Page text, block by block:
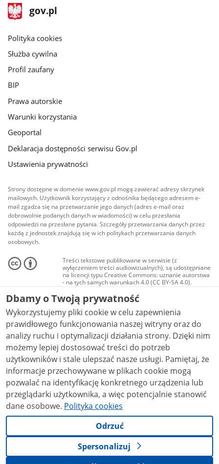
stopka
gov.pl
Strona
gov.pl
gov.pl
Polityka cookies
Służba cywilna
Profil zaufany
BIP
Prawa autorskie
Warunki korzystania
Geoportal
Deklaracja dostępności serwisu Gov.pl
Ustawienia prywatności
Strony dostępne w domenie www.gov.pl mogą zawierać adresy skrzynek
mailowych. Użytkownik korzystający z odnośnika będącego adresem e-
mail zgadza się na przetwarzanie jego danych (adres e-mail oraz
dobrowolnie podanych danych w wiadomości) w celu przesłania
odpowiedzi na przesłane pytania. Szczegóły przetwarzania danych przez
każdą z jednostek znajdują się w ich politykach przetwarzania danych
osobowych.
Treści tekstowe publikowane w serwisie (z
wyłączeniem treści audiowizualnych), są udostępniane
na licencji typu Creative Commons: uznanie autorstwa
- na tych samych warunkach 4.0 (CC BY-SA 4.0).
Materiały audiowizualne, w tym zdjęcia, materiały
audio i wideo, są udostępniane na licencji typu
Creative Commons: uznanie autorstwa użycie
niekomercyjne - bez utworów zależnych 4.0 (CC BY-
NC-ND 4.0), o ile nie jest to stwierdzone inaczej.
Dbamy o Twoją prywatność
Wykorzystujemy pliki cookie w celu zapewnienia
prawidłowego funkcjonowania naszej witryny oraz do
analizy ruchu i optymalizacji działania strony. Dzięki nim
możemy lepiej dostosować treści do potrzeb
użytkowników i stale ulepszać nasze usługi. Pamiętaj, że
informacje przechowywane w plikach cookie mogą
pozwalać na identyfikację konkretnego urządzenia lub
przeglądarki użytkownika, a więc potencjalnie stanowić
dane osobowe. Polityka cookies
Odrzuć
Spersonalizuj